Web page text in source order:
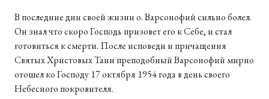
В последние дни своей жизни о. Варсонофий сильно болел.
Он знал что скоро Господь призовет его к Себе, и стал
готовиться к смерти. После исповеди и причащения
Святых Христовых Таин преподобный Варсонофий мирно
отошел ко Господу 17 октября 1954 года в день своего
Небесного покровителя.